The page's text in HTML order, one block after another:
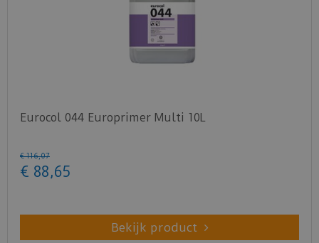
Eurocol 044 Europrimer Multi 10L
€ 116,07
€ 88,65
Bekijk product